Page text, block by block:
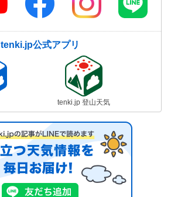
tenki.jp公式アプリ
tenki.jp 登山天気